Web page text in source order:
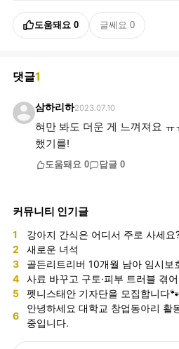
도움돼요 0 글쎄요 0
댓글1
삼하리하2023.07.10
혀만 봐도 더운 게 느껴져요
했기를!
도움돼요 0 답글 0
커뮤니티 인기글
1 강아지 간식은 어디서 주로 사세요
2 새로운 녀석
3 골든리트리버 10개월 남아 임시보
4 사료 바꾸고 구토·피부 트러블 겪
5 펫니스태안 기자단을 모집합니다🐾
6
안녕하세요 대학교 창업동아리 활
중입니다.